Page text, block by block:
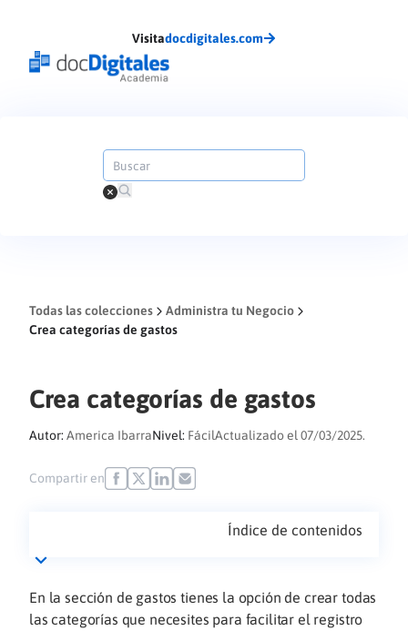
Visitadocdigitales.com
Todas las colecciones
Administra tu Negocio
Crea categorías de gastos
Crea categorías de gastos
Autor: America IbarraNivel: FácilActualizado el 07/03/2025.
Compartir en
Índice de contenidos
En la sección de gastos tienes la opción de crear todas
las categorías que necesites para facilitar el registro